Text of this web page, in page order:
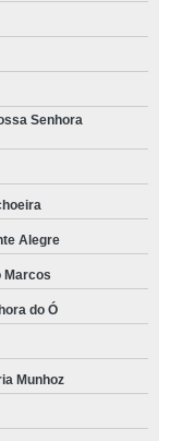
Senhora
Alegre
Marcos
do Ó
Munhoz